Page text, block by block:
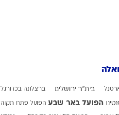
בית"ר ירושלים ברצלונה בכדורגל
הפועל באר שבע הפועל פתח תקוה